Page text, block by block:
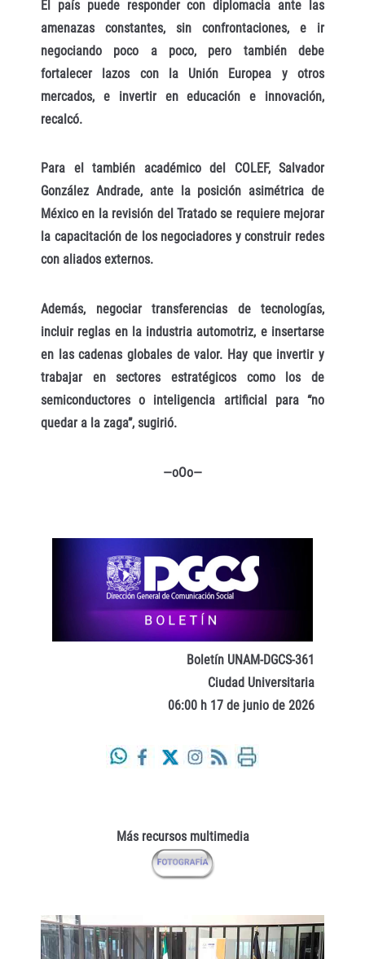
El país puede responder con diplomacia ante las
amenazas constantes, sin confrontaciones, e ir
negociando poco a poco, pero también debe
fortalecer lazos con la Unión Europea y otros
mercados, e invertir en educación e innovación,
recalcó.
Para el también académico del COLEF, Salvador
González Andrade, ante la posición asimétrica de
México en la revisión del Tratado se requiere mejorar
la capacitación de los negociadores y construir redes
con aliados externos.
Además, negociar transferencias de tecnologías,
incluir reglas en la industria automotriz, e insertarse
en las cadenas globales de valor. Hay que invertir y
trabajar en sectores estratégicos como los de
semiconductores o inteligencia artificial para “no
quedar a la zaga”, sugirió.
—oOo—
Boletín UNAM-DGCS-361
Ciudad Universitaria
06:00 h 17 de junio de 2026
Más recursos multimedia